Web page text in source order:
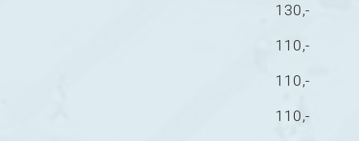
130,-
110,-
110,-
110,-